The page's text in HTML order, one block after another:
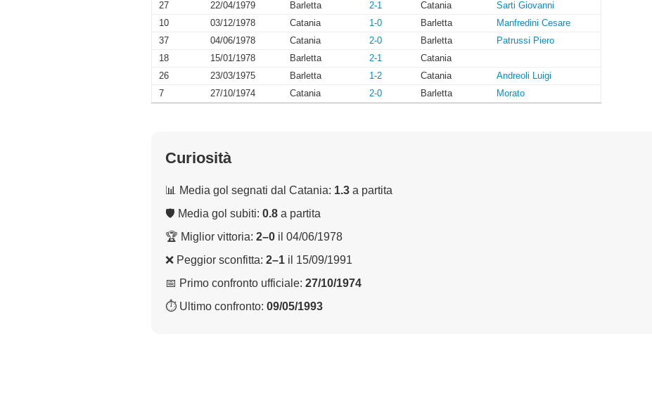
27
22/04/1979 Barletta 2-1 Catania
Sarti Giovanni
10
03/12/1978 Catania 1-0 Barletta
Manfredini Cesare
37
04/06/1978 Catania 2-0 Barletta
Patrussi Piero
18
15/01/1978 Barletta 2-1
Catania
26
23/03/1975 Barletta 1-2 Catania
Andreoli Luigi
7
27/10/1974 Catania 2-0 Barletta Morato
Curiosità
📊 Media gol segnati dal Catania: 1.3 a partita
🛡 Media gol subiti: 0.8 a partita
🏆 Miglior vittoria: 2–0 il 04/06/1978
❌ Peggior sconfitta: 2–1 il 15/09/1991
📅 Primo confronto ufficiale: 27/10/1974
⏱ Ultimo confronto: 09/05/1993